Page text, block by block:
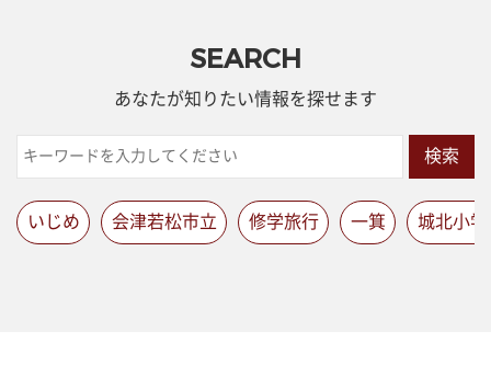
SEARCH
あなたが知りたい情報を探せます
検索
いじめ 会津若松市立 修学旅行 一箕 城北小